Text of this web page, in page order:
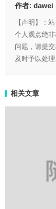
作者: dawei
【声明】：
个人观点绝
问题，请提
及时予以处理
相关文章